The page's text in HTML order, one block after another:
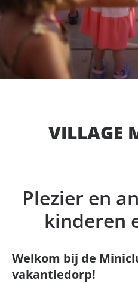
VILLAGE
Plezier en
kinderen
Welkom bij de
vakantiedorp!